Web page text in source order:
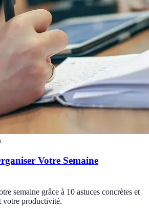
Votre Semaine
semaine grâce à 10 astuces concrètes et
votre productivité.